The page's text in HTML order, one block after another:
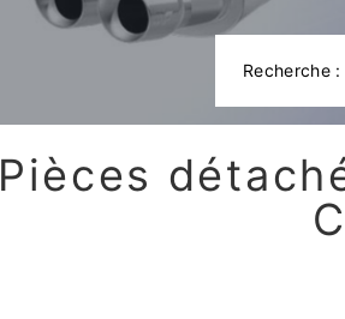
Pièces